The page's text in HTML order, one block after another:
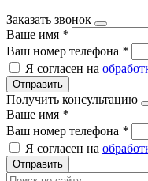
Заказать звонок
Ваше имя *
Ваш номер телефона *
Я согласен на
Отправить
Получить консультацию
Ваше имя *
Ваш номер телефона *
Я согласен на
Отправить